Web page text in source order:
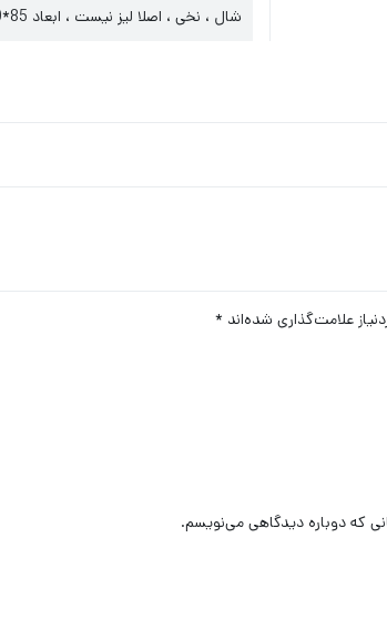
شال ، نخی ، اصلا لیز نیست ، ابعاد 85*180 ، مناسب فصل بهار و تابستان
علامت‌گذاری شده‌اند *
که دوباره دیدگاهی می‌نویسم.